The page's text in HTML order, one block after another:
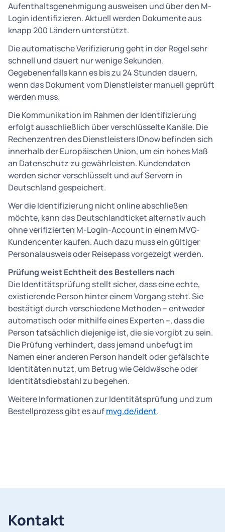
Aufenthaltsgenehmigung ausweisen und über den M-
Login identifizieren. Aktuell werden Dokumente aus
knapp 200 Ländern unterstützt.
Die automatische Verifizierung geht in der Regel sehr
schnell und dauert nur wenige Sekunden.
Gegebenenfalls kann es bis zu 24 Stunden dauern,
wenn das Dokument vom Dienstleister manuell geprüft
werden muss.
Die Kommunikation im Rahmen der Identifizierung
erfolgt ausschließlich über verschlüsselte Kanäle. Die
Rechenzentren des Dienstleisters IDnow befinden sich
innerhalb der Europäischen Union, um ein hohes Maß
an Datenschutz zu gewährleisten. Kundendaten
werden sicher verschlüsselt und auf Servern in
Deutschland gespeichert.
Wer die Identifizierung nicht online abschließen
möchte, kann das Deutschlandticket alternativ auch
ohne verifizierten M-Login-Account in einem MVG-
Kundencenter kaufen. Auch dazu muss ein gültiger
Personalausweis oder Reisepass vorgezeigt werden.
Prüfung weist Echtheit des Bestellers nach
Die Identitätsprüfung stellt sicher, dass eine echte,
existierende Person hinter einem Vorgang steht. Sie
bestätigt durch verschiedene Methoden – entweder
automatisch oder mithilfe eines Experten –, dass die
Person tatsächlich diejenige ist, die sie vorgibt zu sein.
Die Prüfung verhindert, dass jemand unbefugt im
Namen einer anderen Person handelt oder gefälschte
Identitäten nutzt, um Betrug wie Geldwäsche oder
Identitätsdiebstahl zu begehen.
Weitere Informationen zur Identitätsprüfung und zum
Bestellprozess gibt es aufmvg.de/ident.
Kontakt